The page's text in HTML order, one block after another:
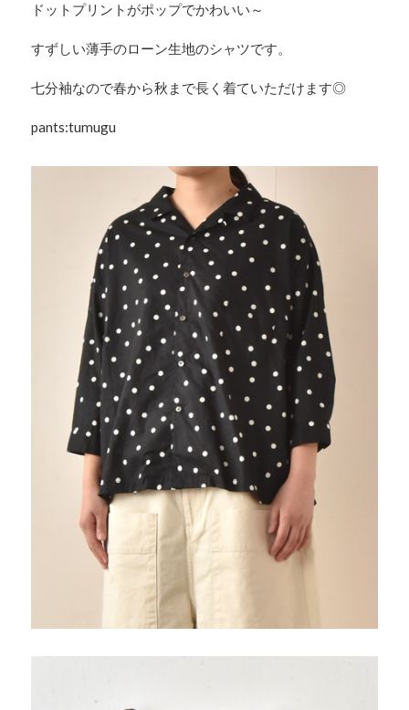
ドットプリントがポップでかわいい～
すずしい薄手のローン生地のシャツです。
七分袖なので春から秋まで長く着ていただけます◎
pants:tumugu